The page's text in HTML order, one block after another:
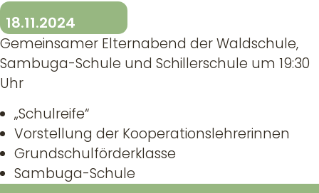
18.11.2024
Gemeinsamer Elternabend der Waldschule,
Sambuga-Schule und Schillerschule um 19:30
Uhr
„Schulreife“
Vorstellung der Kooperationslehrerinnen
Grundschulförderklasse
Sambuga-Schule